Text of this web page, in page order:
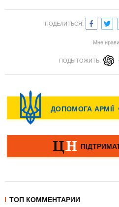
ПОДЕЛИТЬСЯ:
Мне
ПОДЫТОЖИТЬ:
ТОП КОММЕНТАРИИ